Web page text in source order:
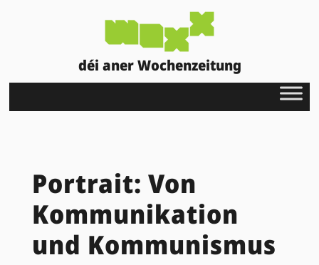
déi aner Wochenzeitung
Portrait: Von
Kommunikation
und Kommunismus